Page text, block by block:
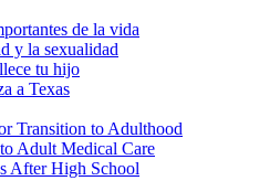
de la vida
y la sexualidad
tu hijo
a Texas
Transition to Adulthood
Adult Medical Care
After High School